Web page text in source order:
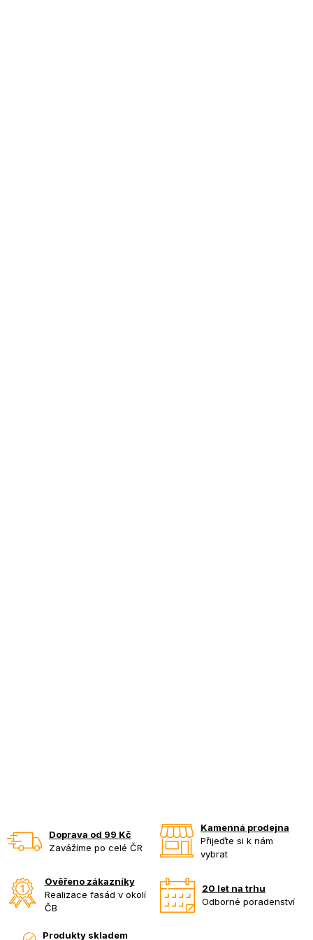
Doprava od 99 Kč
Zavážíme po celé ČR
Kamenná prodejna
Přijeďte si k nám
vybrat
Ověřeno zákazníky
Realizace fasád v okolí
ČB
20 let na trhu
Odborné poradenství
Produkty skladem